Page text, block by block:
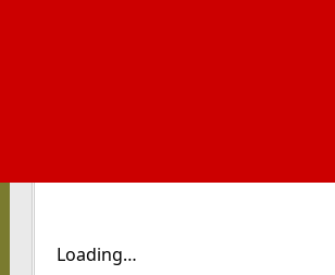
Loading…